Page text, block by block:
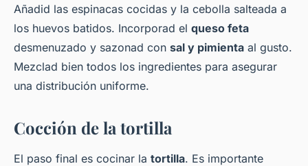
Añadid las espinacas cocidas y la cebolla salteada a
los huevos batidos. Incorporad el queso feta
desmenuzado y sazonad con sal y pimienta al gusto.
Mezclad bien todos los ingredientes para asegurar
una distribución uniforme.
Cocción de la tortilla
El paso final es cocinar la tortilla. Es importante